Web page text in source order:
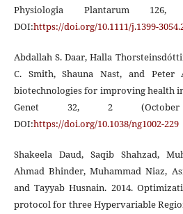
Physiologia Plantarum
DOI:https://doi.org/10.1111/j.1399-
Abdallah S. Daar, Halla
C. Smith, Shauna Nast, and Peter
biotechnologies for improving health
Genet 32, 2 (October
DOI:https://doi.org/10.1038/ng1002-229
Shakeela Daud, Saqib Shahzad,
Ahmad Bhinder, Muhammad Niaz,
and Tayyab Husnain. 2014.
protocol for three Hypervariable